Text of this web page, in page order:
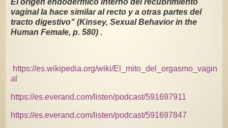
El origen endodérmico interno del recubrimiento
vaginal la hace similar al recto y a otras partes del
tracto digestivo" (Kinsey, Sexual Behavior in the
Human Female, p. 580) .
https://es.wikipedia.org/wiki/El_mito_del_orgasmo_vagin
al
https://es.everand.com/listen/podcast/591697911
https://es.everand.com/listen/podcast/591697847